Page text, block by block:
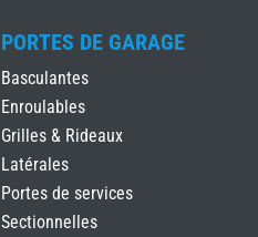
PORTES DE GARAGE
Basculantes
Enroulables
Grilles & Rideaux
Latérales
Portes de services
Sectionnelles